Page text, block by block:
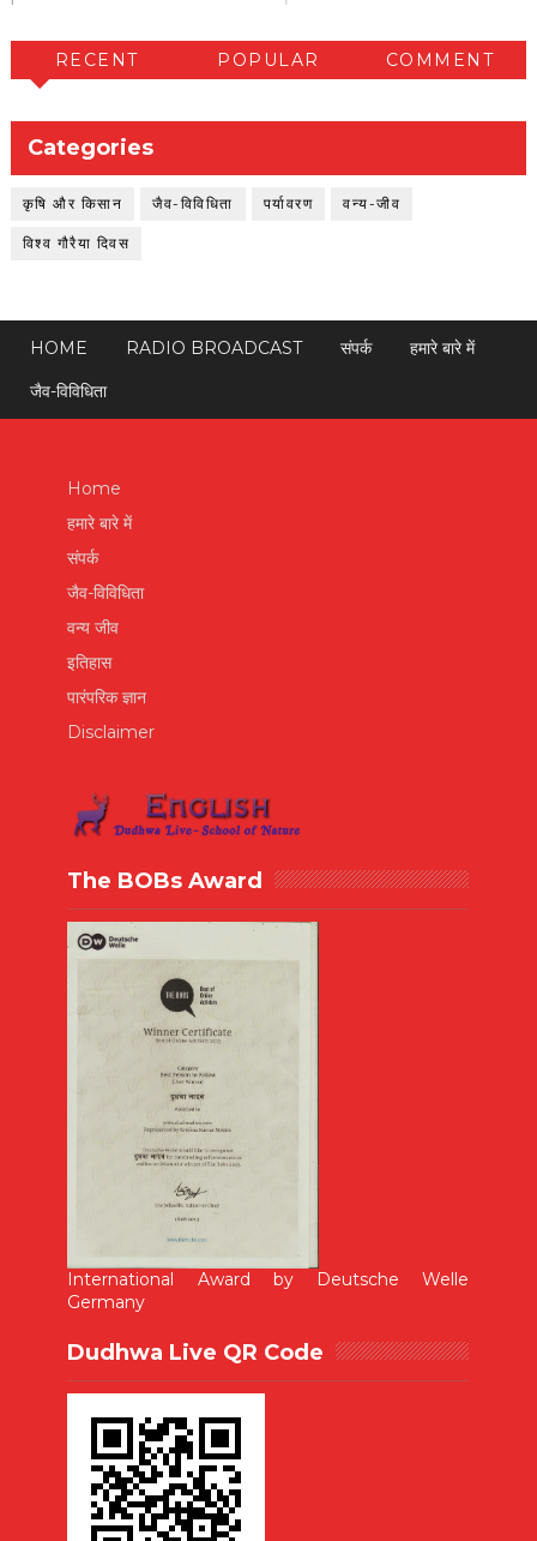
RECENT POPULAR COMMENT
Categories
कृषि और किसान जैव-विविधिता पर्यावरण वन्य-जीव
विश्व गौरैया दिवस
HOME RADIO BROADCAST संपर्क
हमारे बारे में
जैव-विविधिता
Home
हमारे बारे में
संपर्क
जैव-विविधिता
वन्य जीव
इतिहास
पारंपरिक ज्ञान
Disclaimer
The BOBs Award
International Award by Deutsche Welle
Germany
Dudhwa Live QR Code